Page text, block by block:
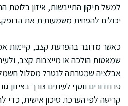
למשל תיקון התייבשות, איזון בלוטת
יכולים להפחית משמעותית את הדופק.
כאשר מדובר בהפרעת קצב, קיימות
שמאטות הולכה או מייצבות קצב,
אבלציה שמטרתה לנטרל מסלול
פרוזדורים נוסף לעיתים צורך באיזון
קרישה לפי הערכת סיכון אישית, כדי